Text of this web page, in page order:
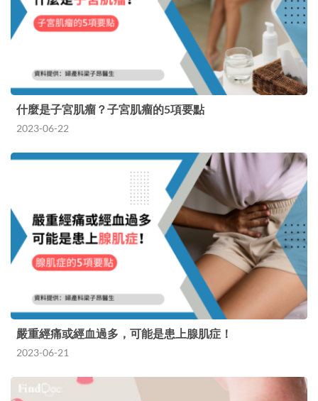
什麼是子宮肌瘤？子宮肌瘤的5項要點
2023-06-22
嚴重經痛或經血過多，可能是患上腺肌症！
2023-06-21